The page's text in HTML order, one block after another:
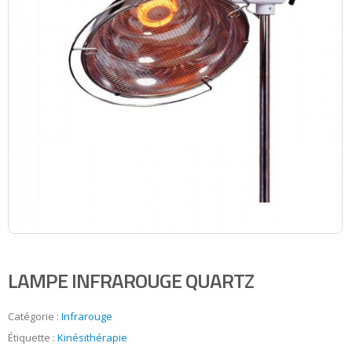
LAMPE INFRAROUGE QUARTZ
Catégorie : Infrarouge
Étiquette : Kinésithérapie